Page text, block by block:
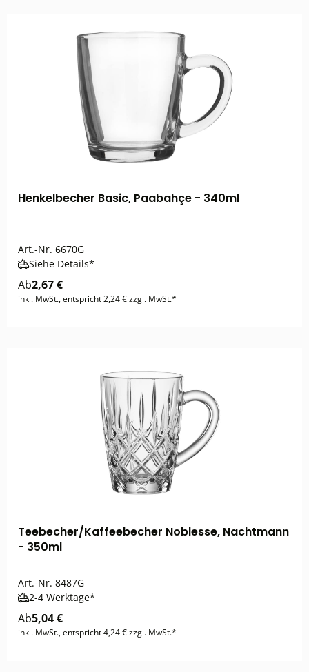
Henkelbecher Basic, Paabahçe - 340ml
Art.-Nr. 6670G
Siehe Details*
Ab2,67 €
inkl. MwSt., entspricht 2,24 € zzgl. MwSt.*
Teebecher/Kaffeebecher Noblesse, Nachtmann
- 350ml
Art.-Nr. 8487G
2-4 Werktage*
Ab5,04 €
inkl. MwSt., entspricht 4,24 € zzgl. MwSt.*